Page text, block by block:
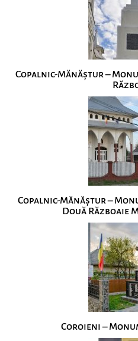
Copalnic-Mănăștur –
Copalnic-Mănăștur –
Două Războaie
Coroieni –